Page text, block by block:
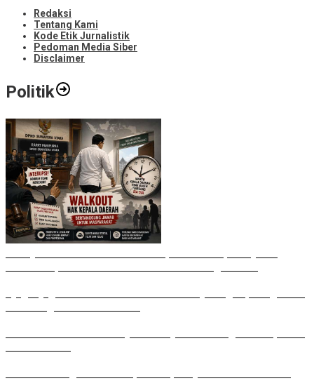
Redaksi
Tentang Kami
Kode Etik Jurnalistik
Pedoman Media Siber
Disclaimer
Politik